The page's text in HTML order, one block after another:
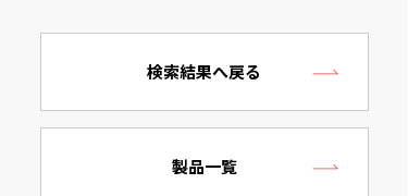
検索結果へ戻る
製品一覧